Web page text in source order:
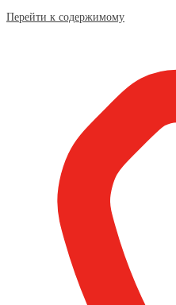
Перейти к содержимому